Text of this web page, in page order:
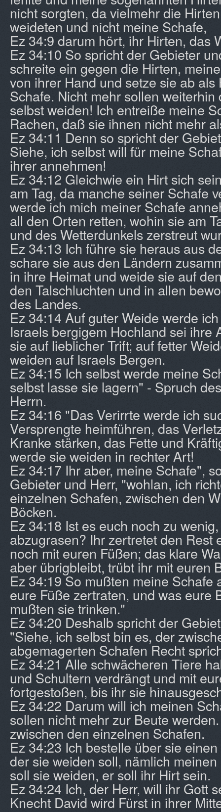
nicht sorgten, da vielmehr die
weideten und nicht meine Schafe,
Ez 34:9 darum hört, ihr Hirten, das
Ez 34:10 So spricht der Gebieter
schreite ein gegen die Hirten,
von ihrer Hand und setze sie ab als
Schafe. Nicht mehr sollen weiterhin
selbst weiden! Ich entreiße meine
Rachen, daß sie ihnen nicht mehr
Ez 34:11 Denn so spricht der
Siehe, ich selbst will für meine
ihrer annehmen!
Ez 34:12 Gleichwie ein Hirt sich
am Tag, da manche seiner Schafe
werde ich mich meiner Schafe
all den Orten retten, wohin sie am
und des Wetterdunkels zerstreut
Ez 34:13 Ich führe sie heraus aus
schare sie aus den Ländern
in ihre Heimat und weide sie auf
den Talschluchten und in allen
des Landes.
Ez 34:14 Auf guter Weide werde
Israels bergigem Hochland sei ihre
sie auf lieblicher Trift; auf fetter
weiden auf Israels Bergen.
Ez 34:15 Ich selbst werde meine
selbst lasse sie lagern" - Spruch
Herrn.
Ez 34:16 "Das Verirrte werde ich
Versprengte heimführen, das
Kranke stärken, das Fette und
werde sie weiden in rechter Art!
Ez 34:17 Ihr aber, meine Schafe",
Gebieter und Herr, "wohlan, ich
einzelnen Schafen, zwischen den
Böcken.
Ez 34:18 Ist es euch noch zu
abzugrasen? Ihr zertretet den Rest
noch mit euren Füßen; das klare
aber übrigbleibt, trübt ihr mit euren
Ez 34:19 So mußten meine Schafe
eure Füße zertraten, und was eure
mußten sie trinken."
Ez 34:20 Deshalb spricht der
"Siehe, ich selbst bin es, der
abgemagerten Schafen Recht
Ez 34:21 Alle schwächeren Tiere
und Schultern verdrängt und mit
fortgestoßen, bis ihr sie
Ez 34:22 Darum will ich meinen
sollen nicht mehr zur Beute
zwischen den einzelnen Schafen.
Ez 34:23 Ich bestelle über sie
der sie weiden soll, nämlich
soll sie weiden, er soll ihr Hirt sein.
Ez 34:24 Ich, der Herr, will ihr Gott
Knecht David wird Fürst in ihrer